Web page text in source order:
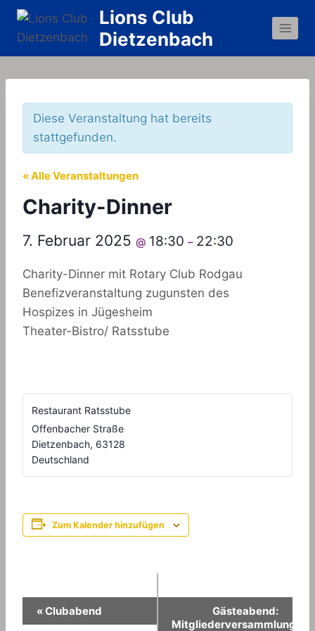
Zum
Lions Club
Dietzenbach
Diese Veranstaltung hat bereits
stattgefunden.
« Alle Veranstaltungen
Charity-Dinner
7. Februar 2025 @ 18:30 – 22:30
Charity-Dinner mit Rotary Club Rodgau
Benefizveranstaltung zugunsten des
Hospizes in Jügesheim
Theater-Bistro/ Ratsstube
Restaurant Ratsstube
Offenbacher Straße
Dietzenbach, 63128
Deutschland
Zum Kalender hinzufügen
Veranstaltung-
«Clubabend
Gästeabend:
Mitgliederversammlung